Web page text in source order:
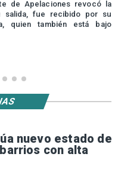
de Apelaciones revocó la
salida, fue recibido por su
quien también está bajo
nuevo estado de
con alta